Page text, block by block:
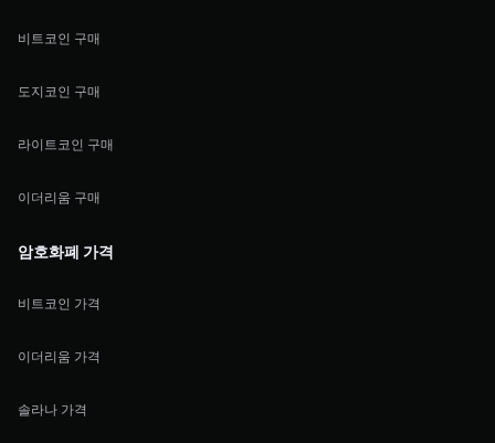
비트코인 구매
도지코인 구매
라이트코인 구매
이더리움 구매
암호화폐 가격
비트코인 가격
이더리움 가격
솔라나 가격